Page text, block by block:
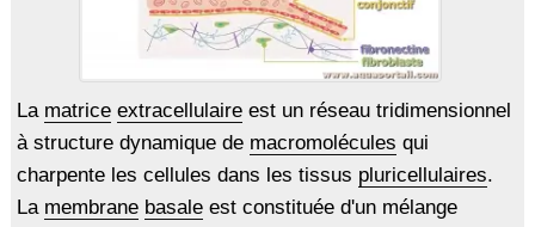
La matrice extracellulaireest un réseau tridimensionnel
à structure dynamique de macromolécules qui
charpente les cellules dans les tissus pluricellulaires.
La membrane basaleest constituée d'un mélange